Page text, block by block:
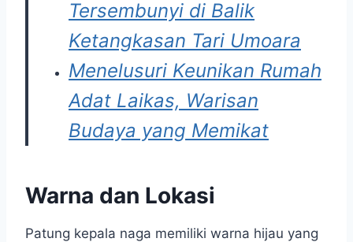
Tersembunyi di Balik
Ketangkasan Tari Umoara
Menelusuri Keunikan Rumah
Adat Laikas, Warisan
Budaya yang Memikat
Warna dan Lokasi
Patung kepala naga memiliki warna hijau yang